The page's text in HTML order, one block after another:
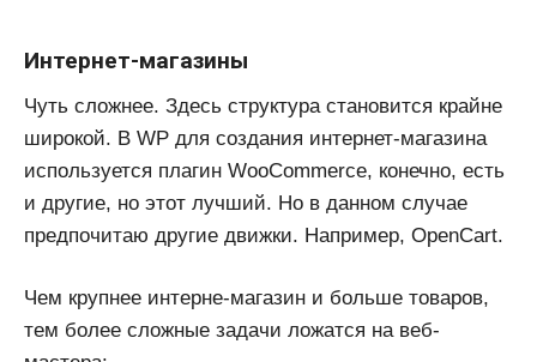
Интернет-магазины
Чуть сложнее. Здесь структура становится крайне
широкой. В WP для создания интернет-магазина
используется плагин WooCommerce, конечно, есть
и другие, но этот лучший. Но в данном случае
предпочитаю другие движки. Например, OpenCart.
Чем крупнее интерне-магазин и больше товаров,
тем более сложные задачи ложатся на веб-